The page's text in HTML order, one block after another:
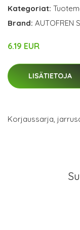
Kategoriat:
Brand: AUTOFREN
6.19 EUR
LISÄTIETOJA
Korjaussarja,